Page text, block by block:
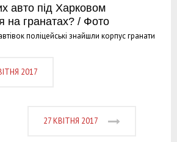
авто під Харковом
на гранатах? / Фото
поліцейські знайшли корпус гранати
2017
27 КВІТНЯ 2017